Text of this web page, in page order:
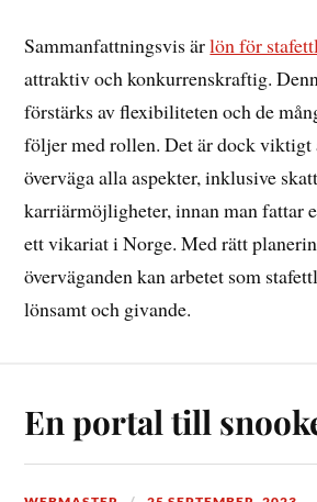
Sammanfattningsvis ärlön för
attraktiv och konkurrenskraftig.
förstärks av flexibiliteten och de
följer med rollen. Det är dock viktigt
överväga alla aspekter, inklusive
karriärmöjligheter, innan man fattar
ett vikariat i Norge. Med rätt
överväganden kan arbetet som
lönsamt och givande.
En portal till